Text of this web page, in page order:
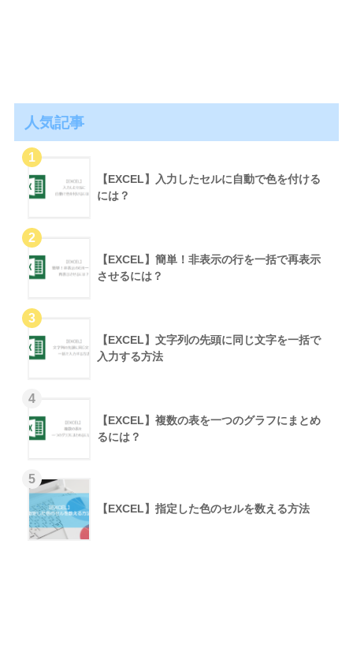
人気記事
【EXCEL】入力したセルに自動で色を付ける
には？
【EXCEL】簡単！非表示の行を一括で再表示
させるには？
【EXCEL】文字列の先頭に同じ文字を一括で
入力する方法
【EXCEL】複数の表を一つのグラフにまとめ
るには？
【EXCEL】指定した色のセルを数える方法